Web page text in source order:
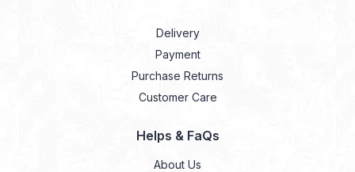
Delivery
Payment
Purchase Returns
Customer Care
Helps & FaQs
About Us